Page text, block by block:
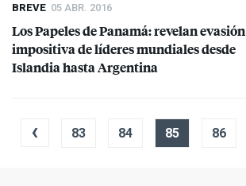
BREVE 05 ABR. 2016
Los Papeles de Panamá: revelan evasión
impositiva de líderes mundiales desde
Islandia hasta Argentina
‹ 83 84 85 86